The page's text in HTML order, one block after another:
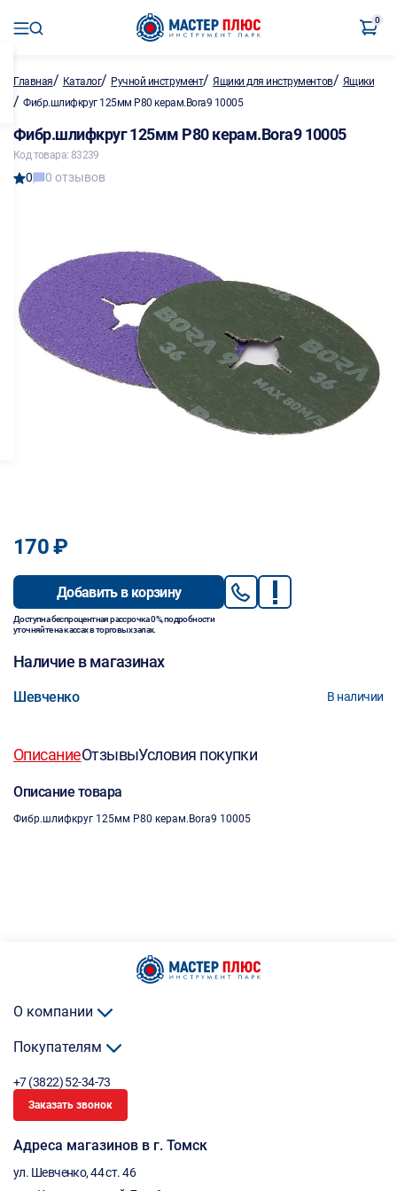
0
Главная/ Каталог/ Ручной инструмент/Ящики для инструментов/ Ящики
/ Фибр.шлифкруг 125мм Р80 керам.Bora9 10005
Фибр.шлифкруг 125мм Р80 керам.Bora9 10005
Код товара: 83239
0 0 отзывов
170 ₽
Добавить в корзину
Доступна беспроцентная рассрочка 0%, подробности
уточняйте на кассах в торговых залах.
Наличие в магазинах
Шевченко В наличии
ОписаниеОтзывыУсловия покупки
Описание товара
Фибр.шлифкруг 125мм Р80 керам.Bora9 10005
О компании
Покупателям
+7 (3822) 52-34-73
Заказать звонок
Адреса магазинов в г. Томск
ул. Шевченко, 44 ст. 46